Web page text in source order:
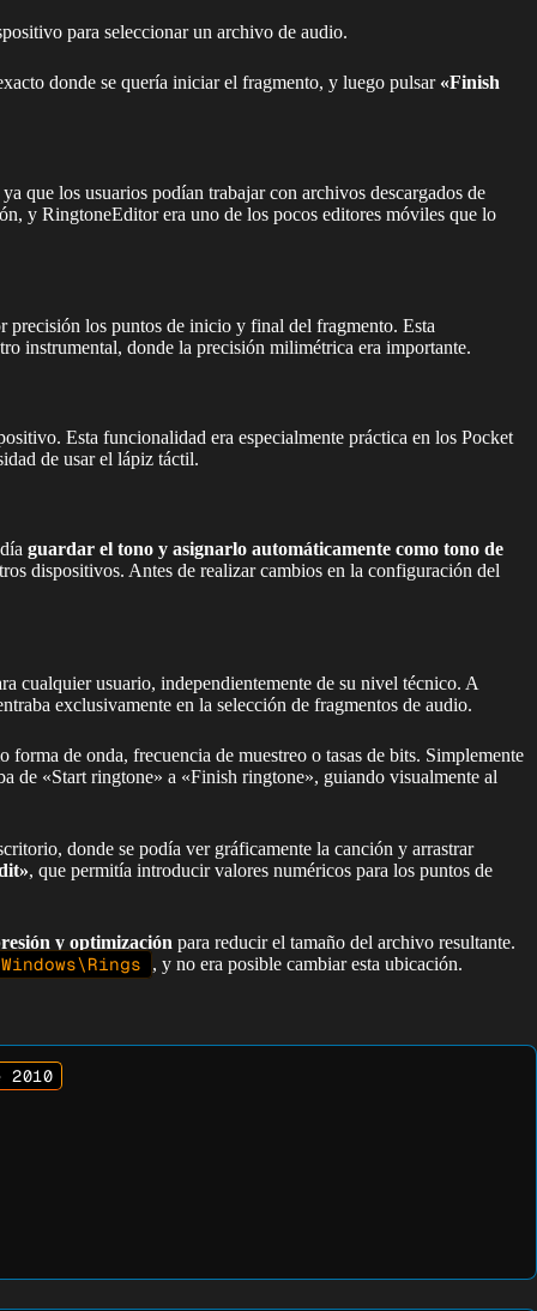
para seleccionar un archivo de audio.
donde se quería iniciar el fragmento, y luego pulsar «Finish
que los usuarios podían trabajar con archivos descargados de
y RingtoneEditor era uno de los pocos editores móviles que lo
precisión los puntos de inicio y final del fragmento. Esta
instrumental, donde la precisión milimétrica era importante.
Esta funcionalidad era especialmente práctica en los Pocket
de usar el lápiz táctil.
guardar el tono y asignarlo automáticamente como tono de
dispositivos. Antes de realizar cambios en la configuración del
cualquier usuario, independientemente de su nivel técnico. A
exclusivamente en la selección de fragmentos de audio.
de onda, frecuencia de muestreo o tasas de bits. Simplemente
de «Start ringtone» a «Finish ringtone», guiando visualmente al
donde se podía ver gráficamente la canción y arrastrar
, que permitía introducir valores numéricos para los puntos de
y optimización para reducir el tamaño del archivo resultante.
Windows\Rings , y no era posible cambiar esta ubicación.